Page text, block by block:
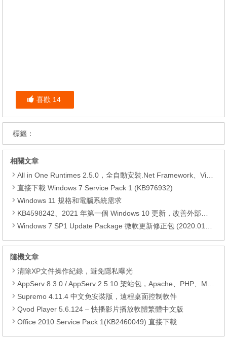
喜歡 14
標籤：
相關文章
All in One Runtimes 2.5.0，全自動安裝.Net Framework、Visual C++、DirectX、Flash Player、JRE
直接下載 Windows 7 Service Pack 1 (KB976932)
Windows 11 規格和電腦系統需求
KB4598242、2021 年第一個 Windows 10 更新，改善外部裝置安全性、解決HTTPS安全漏洞、印表機呼叫(RPC)漏洞
Windows 7 SP1 Update Package 微軟更新修正包 (2020.01月份)
隨機文章
清除XP文件操作紀錄，避免隱私曝光
AppServ 8.3.0 / AppServ 2.5.10 架站包，Apache、PHP、MySQL、phpMyAdmin
Supremo 4.11.4 中文免安裝版，遠程桌面控制軟件
Qvod Player 5.6.124 – 快播影片播放軟體繁體中文版
Office 2010 Service Pack 1(KB2460049) 直接下載